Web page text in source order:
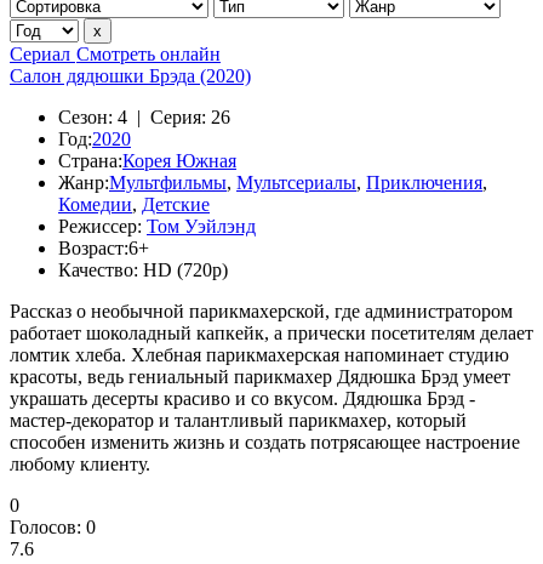
Сериал Смотреть онлайн
Салон дядюшки Брэда (2020)
Сезон: 4 | Серия: 26
Год:2020
Страна:Корея Южная
Жанр:Мультфильмы, Мультсериалы, Приключения,
Комедии, Детские
Режиссер: Том Уэйлэнд
Возраст:6+
Качество: HD (720p)
Рассказ о необычной парикмахерской, где администратором
работает шоколадный капкейк, а прически посетителям делает
ломтик хлеба. Хлебная парикмахерская напоминает студию
красоты, ведь гениальный парикмахер Дядюшка Брэд умеет
украшать десерты красиво и со вкусом. Дядюшка Брэд -
мастер-декоратор и талантливый парикмахер, который
способен изменить жизнь и создать потрясающее настроение
любому клиенту.
0
Голосов: 0
7.6